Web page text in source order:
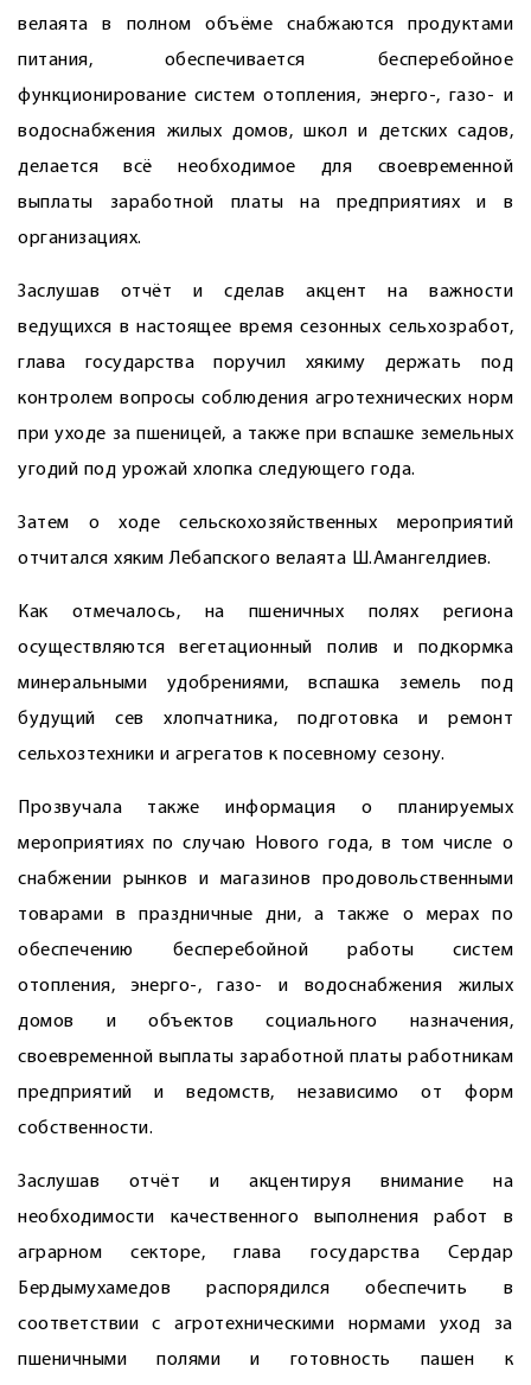
велаята в полном объёме снабжаются продуктами
питания, обеспечивается бесперебойное
функционирование систем отопления, энерго-, газо- и
водоснабжения жилых домов, школ и детских садов,
делается всё необходимое для своевременной
выплаты заработной платы на предприятиях и в
организациях.
Заслушав отчёт и сделав акцент на важности
ведущихся в настоящее время сезонных сельхозработ,
глава государства поручил хякиму держать под
контролем вопросы соблюдения агротехнических норм
при уходе за пшеницей, а также при вспашке земельных
угодий под урожай хлопка следующего года.
Затем о ходе сельскохозяйственных мероприятий
отчитался хяким Лебапского велаята Ш.Амангелдиев.
Как отмечалось, на пшеничных полях региона
осуществляются вегетационный полив и подкормка
минеральными удобрениями, вспашка земель под
будущий сев хлопчатника, подготовка и ремонт
сельхозтехники и агрегатов к посевному сезону.
Прозвучала также информация о планируемых
мероприятиях по случаю Нового года, в том числе о
снабжении рынков и магазинов продовольственными
товарами в праздничные дни, а также о мерах по
обеспечению бесперебойной работы систем
отопления, энерго-, газо- и водоснабжения жилых
домов и объектов социального назначения,
своевременной выплаты заработной платы работникам
предприятий и ведомств, независимо от форм
собственности.
Заслушав отчёт и акцентируя внимание на
необходимости качественного выполнения работ в
аграрном секторе, глава государства Сердар
Бердымухамедов распорядился обеспечить в
соответствии с агротехническими нормами уход за
пшеничными полями и готовность пашен к